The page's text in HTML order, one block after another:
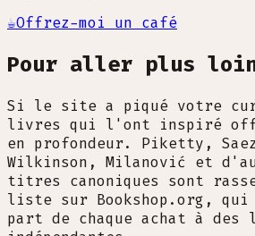
☕Offrez-moi un café
Pour aller plus
Si le site a piqué votre
livres qui l'ont inspiré
en profondeur. Piketty,
Wilkinson, Milanović et
titres canoniques sont
liste sur Bookshop.org, qui
part de chaque achat à